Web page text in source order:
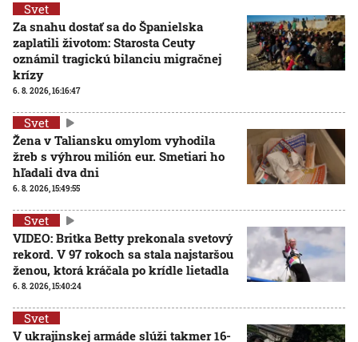
Svet
Za snahu dostať sa do Španielska
zaplatili životom: Starosta Ceuty
oznámil tragickú bilanciu migračnej
krízy
6. 8. 2026, 16:16:47
Svet
Žena v Taliansku omylom vyhodila
žreb s výhrou milión eur. Smetiari ho
hľadali dva dni
6. 8. 2026, 15:49:55
Svet
VIDEO: Britka Betty prekonala svetový
rekord. V 97 rokoch sa stala najstaršou
ženou, ktorá kráčala po krídle lietadla
6. 8. 2026, 15:40:24
Svet
V ukrajinskej armáde slúži takmer 16-